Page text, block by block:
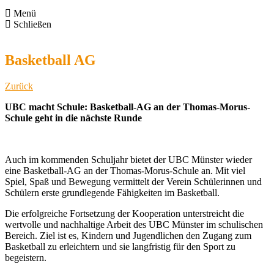
Menü
Schließen
Basketball AG
Zurück
UBC macht Schule: Basketball-AG an der Thomas-Morus-
Schule geht in die nächste Runde
Auch im kommenden Schuljahr bietet der UBC Münster wieder
eine Basketball-AG an der Thomas-Morus-Schule an. Mit viel
Spiel, Spaß und Bewegung vermittelt der Verein Schülerinnen und
Schülern erste grundlegende Fähigkeiten im Basketball.
Die erfolgreiche Fortsetzung der Kooperation unterstreicht die
wertvolle und nachhaltige Arbeit des UBC Münster im schulischen
Bereich. Ziel ist es, Kindern und Jugendlichen den Zugang zum
Basketball zu erleichtern und sie langfristig für den Sport zu
begeistern.